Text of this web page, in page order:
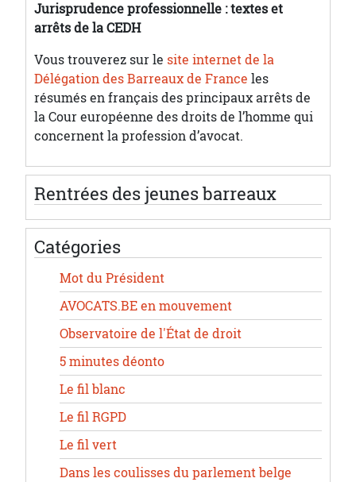
Jurisprudence professionnelle : textes et
arrêts de la CEDH
Vous trouverez sur le site internet de la
Délégation des Barreaux de France les
résumés en français des principaux arrêts de
la Cour européenne des droits de l’homme qui
concernent la profession d’avocat.
Rentrées des jeunes barreaux
Catégories
Mot du Président
AVOCATS.BE en mouvement
Observatoire de l'État de droit
5 minutes déonto
Le fil blanc
Le fil RGPD
Le fil vert
Dans les coulisses du parlement belge